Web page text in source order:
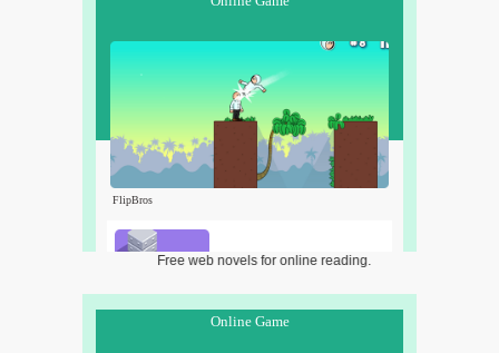
Free web novels for online reading.